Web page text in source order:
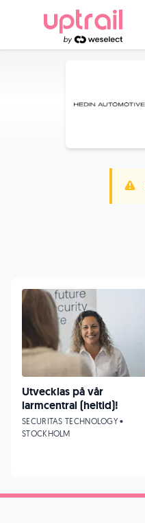
Utvecklas på vår
larmcentral (heltid)!
SECURITAS TECHNOLOGY •
STOCKHOLM